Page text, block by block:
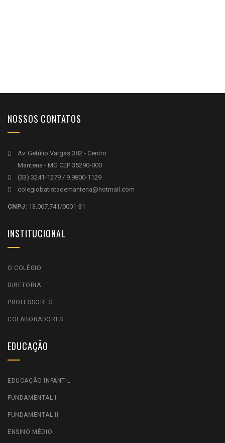
NOSSOS CONTATOS
Av. Getúlio Vargas 382 - Centro
Mantena - MG CEP 35290-000
(33) 3241-1279 / 9.9800-1129
colegiobatistademantena@hotmail.com
CNPJ: 13.067.741/0001-31
INSTITUCIONAL
O COLÉGIO
DIRETORIA
PROFESSORES
COLABORADORES
EDUCAÇÃO
EDUCAÇÃO INFANTIL
FUNDAMENTAL I
FUNDAMENTAL II
ENSINO MÉDIO